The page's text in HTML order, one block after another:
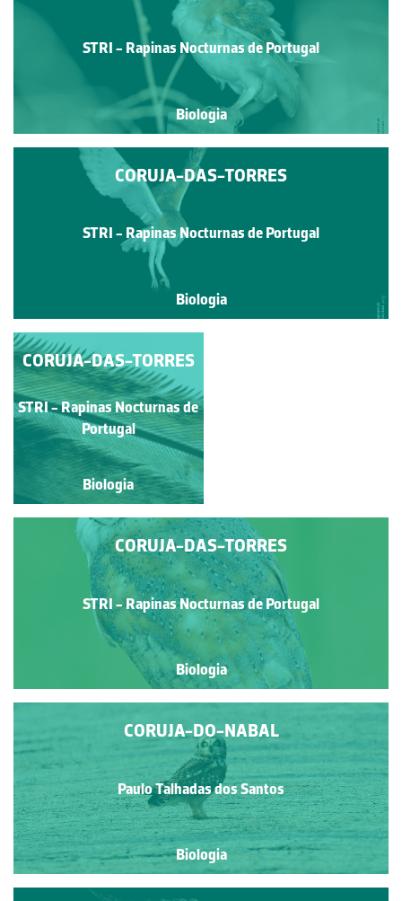
STRI - Rapinas Nocturnas de Portugal
Biologia
CORUJA-DAS-TORRES
STRI - Rapinas Nocturnas de Portugal
Biologia
CORUJA-DAS-
TORRES
STRI - Rapinas Nocturnas
de Portugal
Biologia
CORUJA-DAS-TORRES
STRI - Rapinas Nocturnas de Portugal
Biologia
CORUJA-DAS-TORRES
STRI - Rapinas Nocturnas de
Portugal
Biologia
CORUJA-DO-NABAL
Paulo Talhadas dos Santos
Biologia